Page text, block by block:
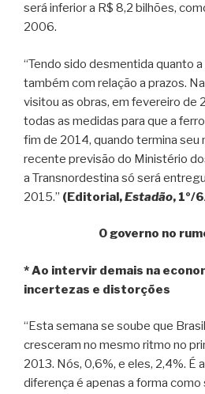
será inferior a R$ 8,2 bilhões,
2006.
“Tendo sido desmentida quanto
também com relação a prazos.
visitou as obras, em fevereiro de
todas as medidas para que a
fim de 2014, quando termina seu
recente previsão do Ministério
a Transnordestina só será
2015.” (Editorial,Estadão, 1º/
O governo no
* Ao intervir demais na
incertezas e distorções
“Esta semana se soube que
cresceram no mesmo ritmo no
2013. Nós, 0,6%, e eles, 2,4%. É
diferença é apenas a forma como